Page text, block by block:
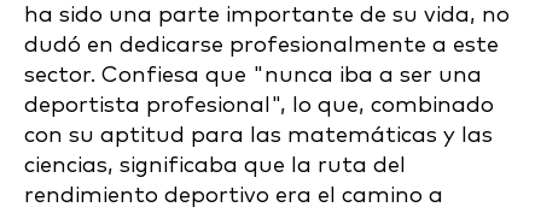
ha sido una parte importante de su vida, no
dudó en dedicarse profesionalmente a este
sector. Confiesa que "nunca iba a ser una
deportista profesional", lo que, combinado
con su aptitud para las matemáticas y las
ciencias, significaba que la ruta del
rendimiento deportivo era el camino a